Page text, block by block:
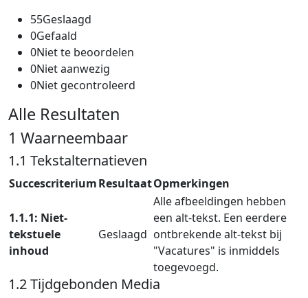
55Geslaagd
0Gefaald
0Niet te beoordelen
0Niet aanwezig
0Niet gecontroleerd
Alle Resultaten
1 Waarneembaar
1.1 Tekstalternatieven
SuccescriteriumResultaatOpmerkingen
1.1.1: Niet-
tekstuele
inhoud
Geslaagd
Alle afbeeldingen hebben
een alt-tekst. Een eerdere
ontbrekende alt-tekst bij
"Vacatures" is inmiddels
toegevoegd.
1.2 Tijdgebonden Media